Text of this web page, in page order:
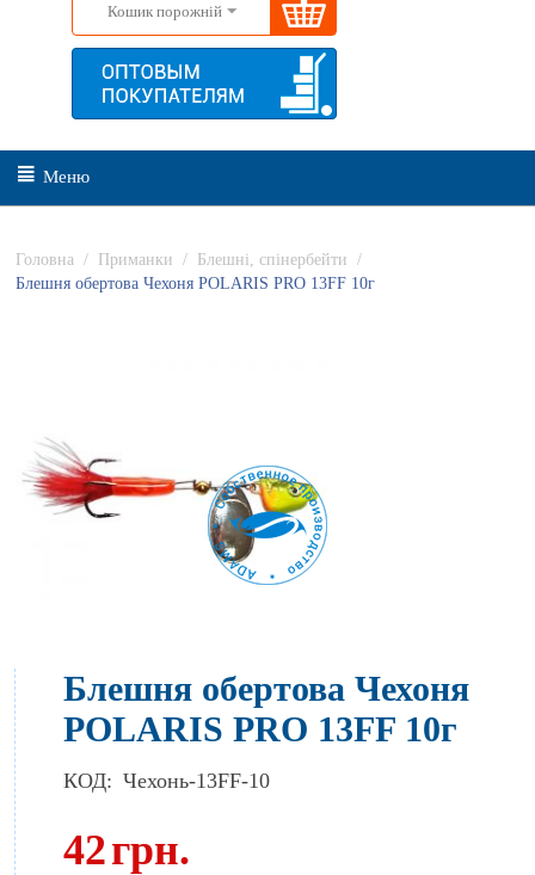
Кошик порожній
Меню
Головна / Приманки / Блешні, спінербейти
/
Блешня обертова Чехоня POLARIS PRO 13FF 10г
Блешня обертова Чехоня
POLARIS PRO 13FF 10г
КОД: Чехонь-13FF-10
42грн.